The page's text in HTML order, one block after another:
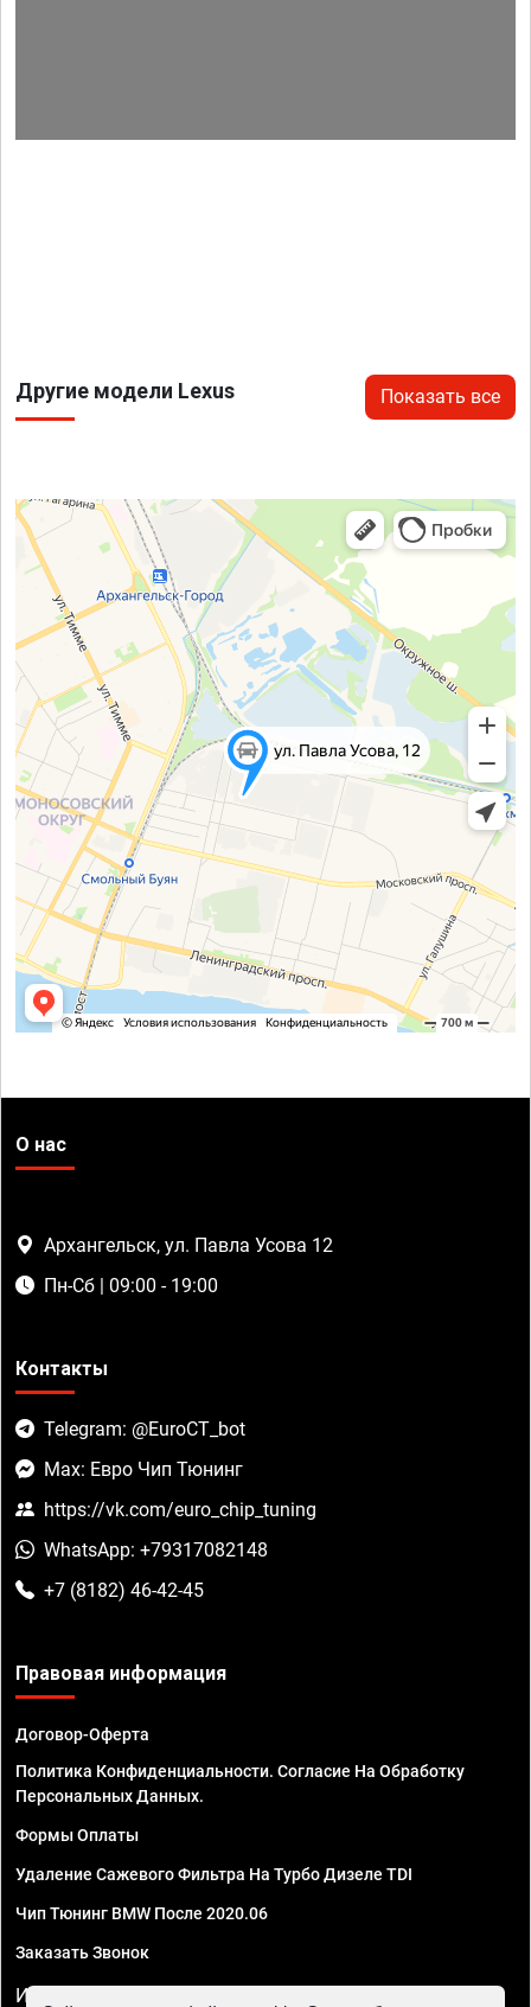
Другие модели Lexus Показать все
О нас
Архангельск, ул. Павла Усова 12
Пн-Сб | 09:00 - 19:00
Контакты
Telegram: @EuroCT_bot
Max: Евро Чип Тюнинг
https://vk.com/euro_chip_tuning
WhatsApp: +79317082148
+7 (8182) 46-42-45
Правовая информация
Договор-Оферта
Политика Конфиденциальности. Согласие На Обработку
Персональных Данных.
Формы Оплаты
Удаление Сажевого Фильтра На Турбо Дизеле TDI
Чип Тюнинг BMW После 2020.06
Заказать Звонок
ИП Смирнов Георгий Павлович. ИНН 781302555843,